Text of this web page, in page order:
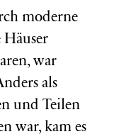
moderne
Häuser
war
als
und Teilen
war, kam es